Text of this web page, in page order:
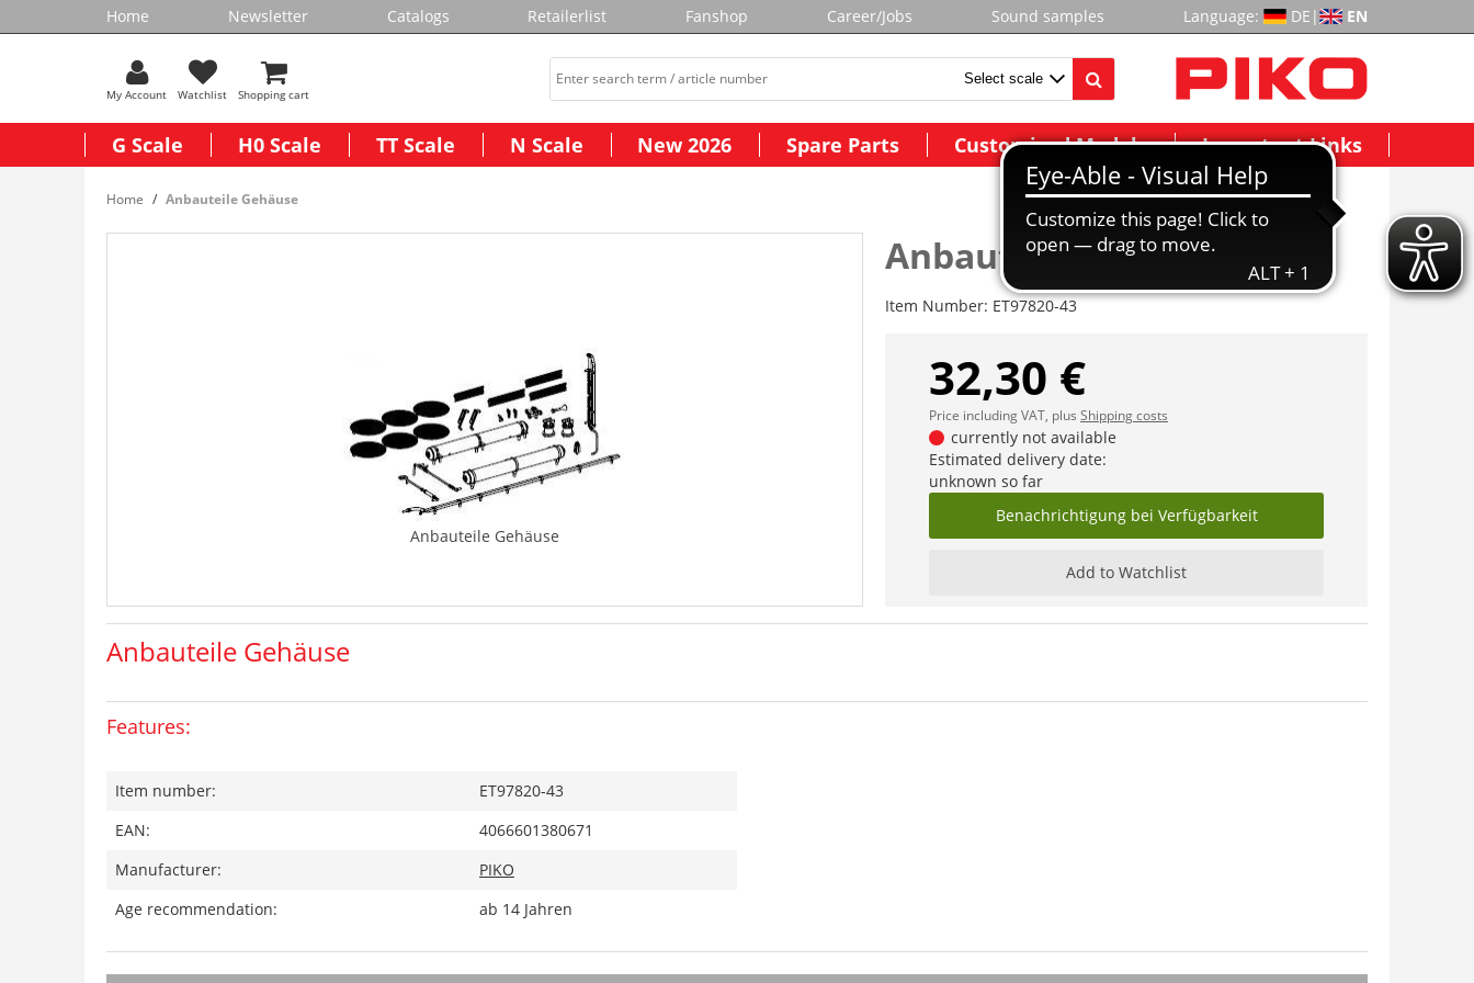
Home Newsletter Catalogs Retailerlist Fanshop Career/Jobs Sound samples Language: DE | EN
My Account Watchlist Shopping cart
G Scale H0 Scale TT Scale N Scale New 2026 Spare Parts Customized Models Important Links
Home Anbauteile Gehäuse
Anbauteile Gehäuse
Anbauteile Gehäuse
Item Number: ET97820-43
32,30 €
Price including VAT, plus Shipping costs
currently not available
Estimated delivery date:
unknown so far
Benachrichtigung bei Verfügbarkeit
Add to Watchlist
Anbauteile Gehäuse
Features:
Item number:
ET97820-43
EAN:
4066601380671
Manufacturer:
PIKO
Age recommendation:
ab 14 Jahren